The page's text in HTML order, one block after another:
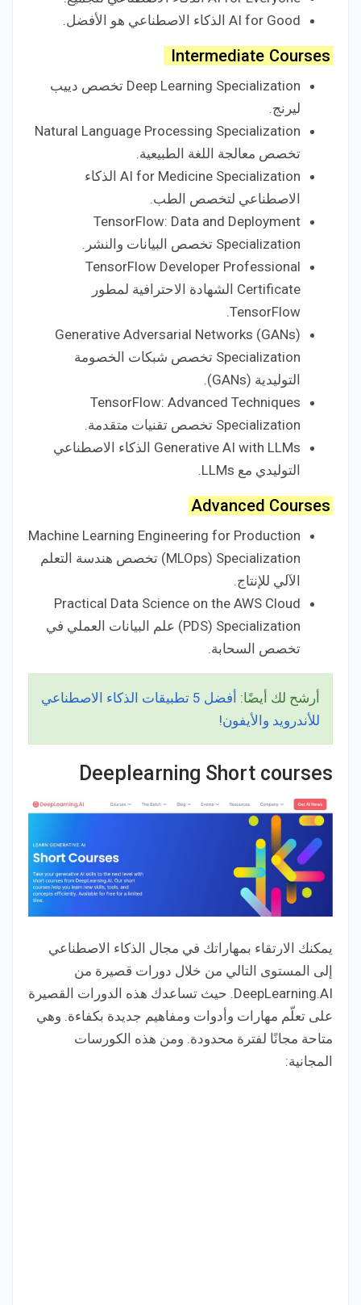
AI for Good الذكاء الاصطناعي هو الأفضل.
Intermediate Courses
Deep Learning Specialization تخصص دييب
ليرنج.
Natural Language Processing Specialization
تخصص معالجة اللغة الطبيعية.
AI for Medicine Specialization الذكاء
الاصطناعي لتخصص الطب.
TensorFlow: Data and Deployment
Specialization تخصص البيانات والنشر.
TensorFlow Developer Professional
Certificate الشهادة الاحترافية لمطور
TensorFlow.
Generative Adversarial Networks (GANs)
Specialization تخصص شبكات الخصومة
التوليدية (GANs).
TensorFlow: Advanced Techniques
Specialization تخصص تقنيات متقدمة.
Generative AI with LLMs الذكاء الاصطناعي
التوليدي مع LLMs.
Advanced Courses
Machine Learning Engineering for Production
(MLOps) Specialization تخصص هندسة التعلم
الآلي للإنتاج.
Practical Data Science on the AWS Cloud
(PDS) Specialization علم البيانات العملي في
تخصص السحابة.
أرشح لك أيضًا:
أفضل 5 تطبيقات الذكاء الاصطناعي
للأندرويد والأيفون!
Deeplearning Short courses
يمكنك الارتقاء بمهاراتك في مجال الذكاء الاصطناعي
إلى المستوى التالي من خلال دورات قصيرة من
DeepLearning.AI. حيث تساعدك هذه الدورات القصيرة
على تعلّم مهارات وأدوات ومفاهيم جديدة بكفاءة. وهي
متاحة مجانًا لفترة محدودة. ومن هذه الكورسات
المجانية: